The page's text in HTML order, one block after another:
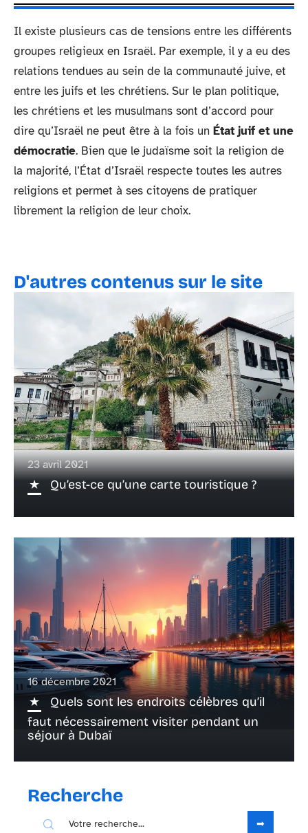
Il existe plusieurs cas de tensions entre les différents
groupes religieux en Israël. Par exemple, il y a eu des
relations tendues au sein de la communauté juive, et
entre les juifs et les chrétiens. Sur le plan politique,
les chrétiens et les musulmans sont d’accord pour
dire qu’Israël ne peut être à la fois un État juif et une
démocratie. Bien que le judaïsme soit la religion de
la majorité, l’État d’Israël respecte toutes les autres
religions et permet à ses citoyens de pratiquer
librement la religion de leur choix.
D'autres contenus sur le site
23 avril 2021
Qu’est-ce qu’une carte touristique ?
16 décembre 2021
Quels sont les endroits célèbres qu’il
faut nécessairement visiter pendant un
séjour à Dubaï
Recherche